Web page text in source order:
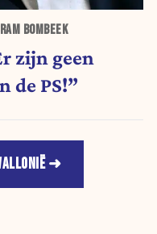
BOMBEEK
zijn geen
de PS!”